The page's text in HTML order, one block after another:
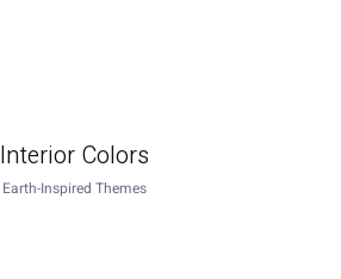
Interior Colors
Earth-Inspired Themes